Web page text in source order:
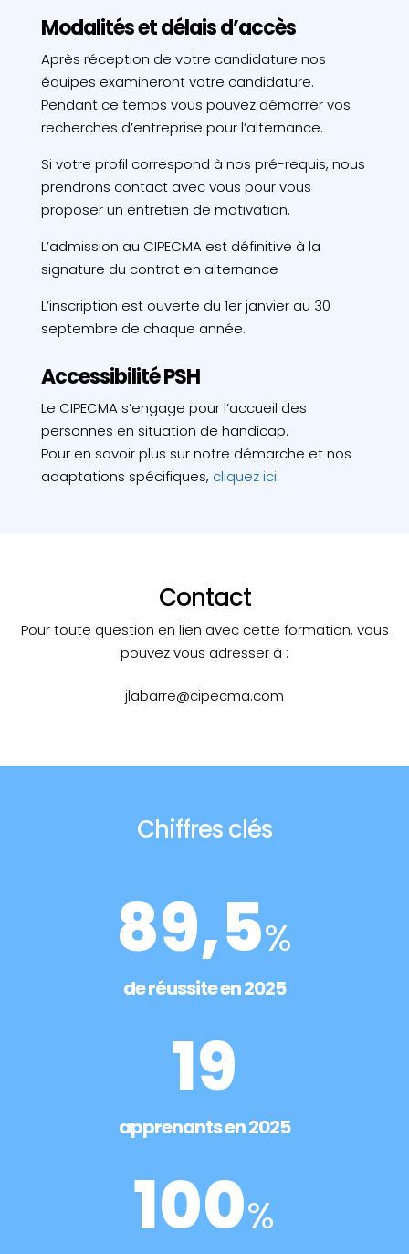
Modalités et délais d’accès
Après réception de votre candidature nos
équipes examineront votre candidature.
Pendant ce temps vous pouvez démarrer vos
recherches d’entreprise pour l’alternance.
Si votre profil correspond à nos pré-requis, nous
prendrons contact avec vous pour vous
proposer un entretien de motivation.
L’admission au CIPECMA est définitive à la
signature du contrat en alternance
L’inscription est ouverte du 1er janvier au 30
septembre de chaque année.
Accessibilité PSH
Le CIPECMA s’engage pour l’accueil des
personnes en situation de handicap.
Pour en savoir plus sur notre démarche et nos
adaptations spécifiques, cliquez ici.
Contact
Pour toute question en lien avec cette formation, vous
pouvez vous adresser à :
jlabarre@cipecma.com
Chiffres clés
89,5%
de réussite en 2025
19
apprenants en 2025
100%